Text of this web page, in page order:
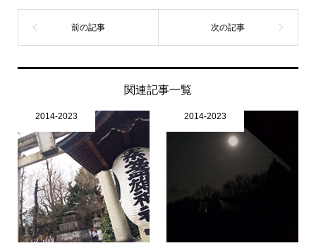
関連記事一覧
2014-2023 2014-2023